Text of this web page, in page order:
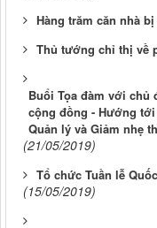
Hàng trăm căn nhà
Thủ tướng chỉ thị về
Buổi Tọa đàm với chủ
cộng đồng - Hướng
Quản lý và Giảm nhẹ
(21/05/2019)
Tổ chức Tuần lễ
(15/05/2019)